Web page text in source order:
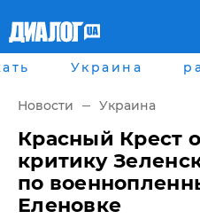
Главная
рассея
Мир
Беларусь
Военное обозрение
Наука и Техника
Экономика
Украина
Новости Украина
Красный Крест
критику
по
Еленовке